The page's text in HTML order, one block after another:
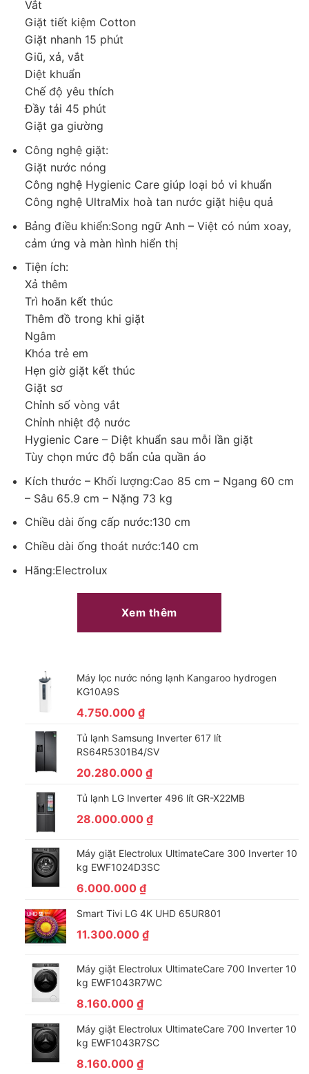
Khả năng bảo vệ sức khỏe được đảm bảo qua cơ chế
kép:công nghệ HygienicCare
cuối chu trình để diệt khuẩn, vàchương trình Sanitisekết hợp
giặt nước nóng trên 60°C để loại bỏ virus cùng các tác nhân
gây dị ứng thường gặp như mạt bụi, phấn hoa. Ngoài ra, hơi
nước ấm cũng hỗ trợ làm mềm vải và giảm nhăn, giúp tiết kiệm
đáng kể thời gian là ủi hàng ngày.
*Hình ảnh chỉ mang tính chất minh họa
Động cơ – Công nghệ tiết kiệm điện
Về khả năng vận hành, thiết bị sử dụngđộng cơ truyền động
gián tiếpkết hợp cùng công nghệ biến tần EcoInverter cho khả
năng vận hành êm ái, hạn chế rung lắc và tiếng ồn, đồng thời
tối ưu điện năng tiêu thụ, giúp tiết kiệm chi phí và không làm
ảnh hưởng đến không gian nghỉ ngơi của gia đình.
Với
tốc độ vắt lên tới 1400 vòng/phút
nước hiệu quả, từ đó rút ngắn đáng kể thời gian phơi phóng
Tiện ích
Máy giặt Electrolux được trang bị nhiều tiện ích quen thuộc,
giúp việc giặt giũ hằng ngày trở nên nhẹ nhàng và linh hoạt
hơn. Bạn có thể thêm đồ trong khi giặt (ở giai đoạn đầu) để
tránh bỏ sót quần áo sau khi máy đã khởi động, đồng thời dễ
việc và thời điểm phơi đồ.
Ngoài ra, chức năngxả thêmhỗ trợ làm sạch quần áo kỹ hơn
chịu khi mặc. Máy còn cho phéptùy chỉnh số vòng vắtphù
hợp với từng loại vải, kết hợp
chỉnh thời gian và lượng nước, từ đó nâng cao hiệu quả giặt
sạch.
Vắt
Giặt tiết kiệm Cotton
Giặt nhanh 15 phút
Giũ, xả, vắt
Diệt khuẩn
Chế độ yêu thích
Đầy tải 45 phút
Giặt ga giường
Công nghệ giặt:
Giặt nước nóng
Công nghệ Hygienic Care giúp loại bỏ vi khuẩn
Công nghệ UltraMix hoà tan nước giặt hiệu quả
Bảng điều khiển:Song ngữ Anh – Việt có núm xoay,
cảm ứng và màn hình hiển thị
Tiện ích:
Xả thêm
Trì hoãn kết thúc
Thêm đồ trong khi giặt
Ngâm
Khóa trẻ em
Hẹn giờ giặt kết thúc
Giặt sơ
Chỉnh số vòng vắt
Chỉnh nhiệt độ nước
Hygienic Care – Diệt khuẩn sau mỗi lần giặt
Tùy chọn mức độ bẩn của quần áo
Kích thước – Khối lượng:Cao 85 cm – Ngang 60 cm
– Sâu 65.9 cm – Nặng 73 kg
Chiều dài ống cấp nước:130 cm
Chiều dài ống thoát nước:140 cm
Hãng:Electrolux
Xem thêm
Máy lọc nước nóng lạnh Kangaroo hydrogen
KG10A9S
4.750.000 ₫
Tủ lạnh Samsung Inverter 617 lít
RS64R5301B4/SV
20.280.000 ₫
Tủ lạnh LG Inverter 496 lít GR-X22MB
28.000.000 ₫
Máy giặt Electrolux UltimateCare 300 Inverter 10
kg EWF1024D3SC
6.000.000 ₫
Smart Tivi LG 4K UHD 65UR801
11.300.000 ₫
Máy giặt Electrolux UltimateCare 700 Inverter 10
kg EWF1043R7WC
8.160.000 ₫
Máy giặt Electrolux UltimateCare 700 Inverter 10
kg EWF1043R7SC
8.160.000 ₫